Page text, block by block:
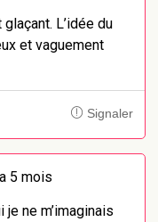
et vaguement
Signaler
a 5 mois
ne m’imaginais